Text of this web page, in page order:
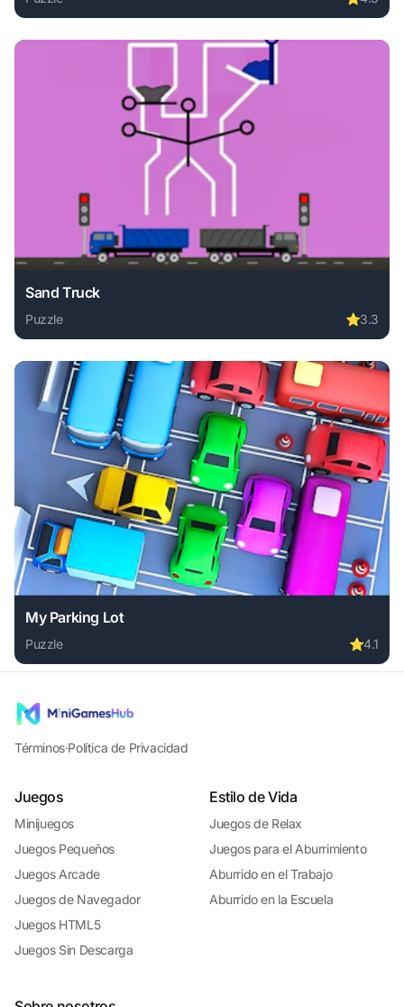
Play Hook Master Mafia City online free. puzzle game,
Sand Truck
Puzzle ⭐3.3
Play Sand Truck online free. puzzle game, no download
My Parking Lot
Puzzle ⭐4.1
Play My Parking Lot online free. puzzle game, no
Términos·Política de Privacidad
Juegos
Minijuegos
Juegos Pequeños
Juegos Arcade
Juegos de Navegador
Juegos HTML5
Juegos Sin Descarga
Estilo de Vida
Juegos de Relax
Juegos para el Aburrimiento
Aburrido en el Trabajo
Aburrido en la Escuela